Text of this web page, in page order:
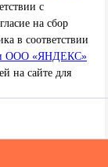
с
на сбор
в соответствии
ООО «ЯНДЕКС»
на сайте для